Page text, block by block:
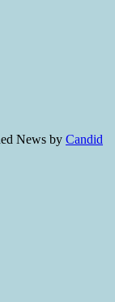
News by Candid